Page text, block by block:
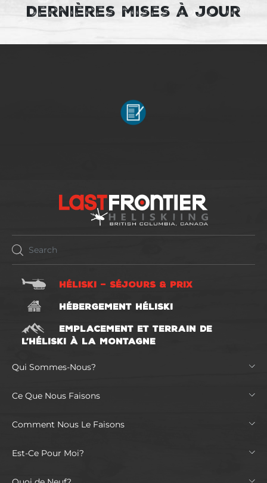
Dernières mises à jour
HÉLISKI – SÉJOURS & PRIX
HÉBERGEMENT HÉLISKI
EMPLACEMENT ET TERRAIN DE
L’HÉLISKI À LA MONTAGNE
Qui Sommes-Nous?
Ce Que Nous Faisons
Comment Nous Le Faisons
Est-Ce Pour Moi?